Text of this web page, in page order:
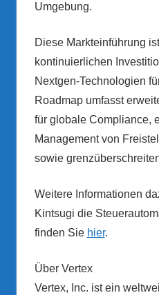
Umgebung.
Diese Markteinführung
kontinuierlichen
Nextgen-Technologien
Roadmap umfasst
für globale Compliance,
Management von
sowie
Weitere Informationen
Kintsugi die
finden Sie hier.
Über Vertex
Vertex, Inc. ist ein